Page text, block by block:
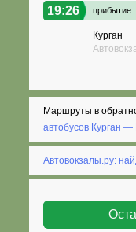
19:26 прибытие
Курган
Маршруты в
автобусов Курган —
Автовокзалы.ру: